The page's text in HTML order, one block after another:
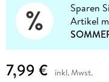
Sparen
Artikel
7,99 € inkl. Mwst.